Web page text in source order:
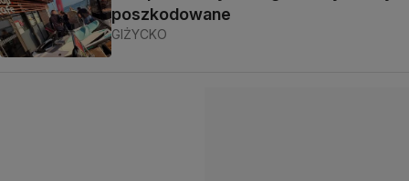
poszkodowane
GIŻYCKO